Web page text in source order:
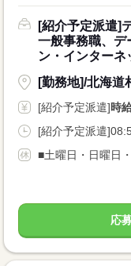
[紹介予定派遣]
一般事務職、デ
ン・インターネ
[勤務地]/北海道
[紹介予定派遣]時
[紹介予定派遣
■土曜日・日曜日
応